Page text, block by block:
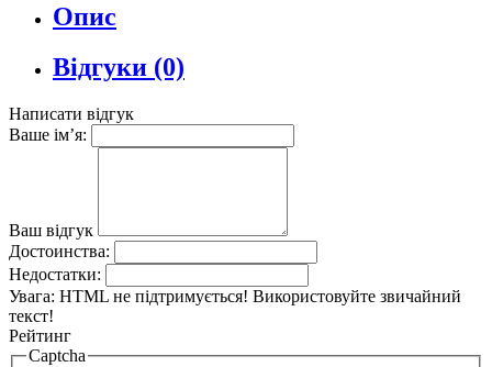
Опис
Відгуки (0)
Написати відгук
Ваше ім’я:
Ваш відгук
Достоинства:
Недостатки:
Увага: HTML не підтримується! Використовуйте звичайний
текст!
Рейтинг
Captcha